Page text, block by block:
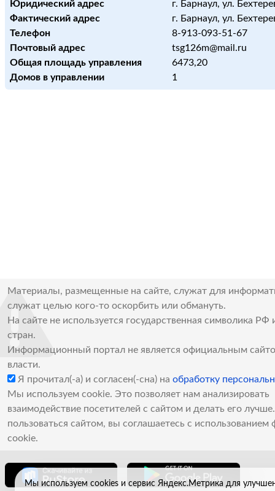
Юридический адрес
г. Барнаул, ул.
Фактический адрес
г. Барнаул, ул.
Телефон
8-913-093-51-67
Почтовый адрес
tsg126m@mail.ru
Общая площадь управления
6473,20
Домов в управлении
1
Материалы, размещенные на сайте, служат для
служат целью кого-то оскорбить или обмануть.
На сайте не используется государственная символика РФ
стран.
Информационный портал не является официальным
власти.
Я прочитал(-а) и согласен(-сна) на обработку
Мы используем cookie. Это позволяет нам анализировать
взаимодействие посетителей с сайтом и делать его
пользоваться сайтом, вы соглашаетесь с использованием
cookie.
Мы используем cookies и сервис Яндекс.Метрика для